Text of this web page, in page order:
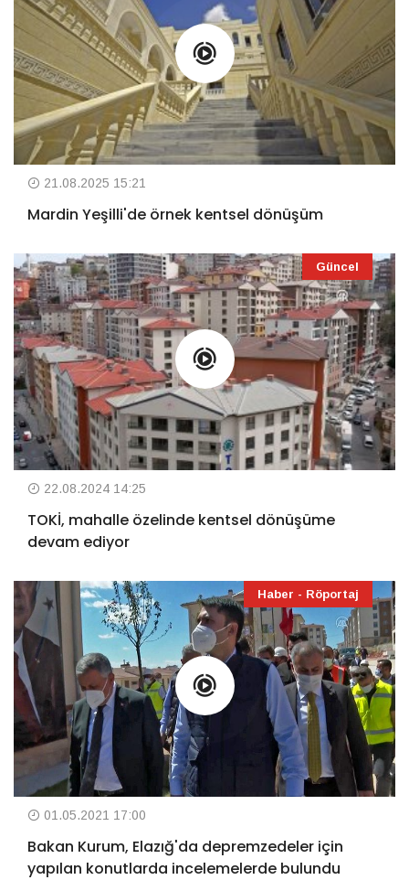
21.08.2025 15:21
Mardin Yeşilli'de örnek kentsel dönüşüm
Güncel
22.08.2024 14:25
TOKİ, mahalle özelinde kentsel dönüşüme
devam ediyor
Haber - Röportaj
01.05.2021 17:00
Bakan Kurum, Elazığ'da depremzedeler için
yapılan konutlarda incelemelerde bulundu